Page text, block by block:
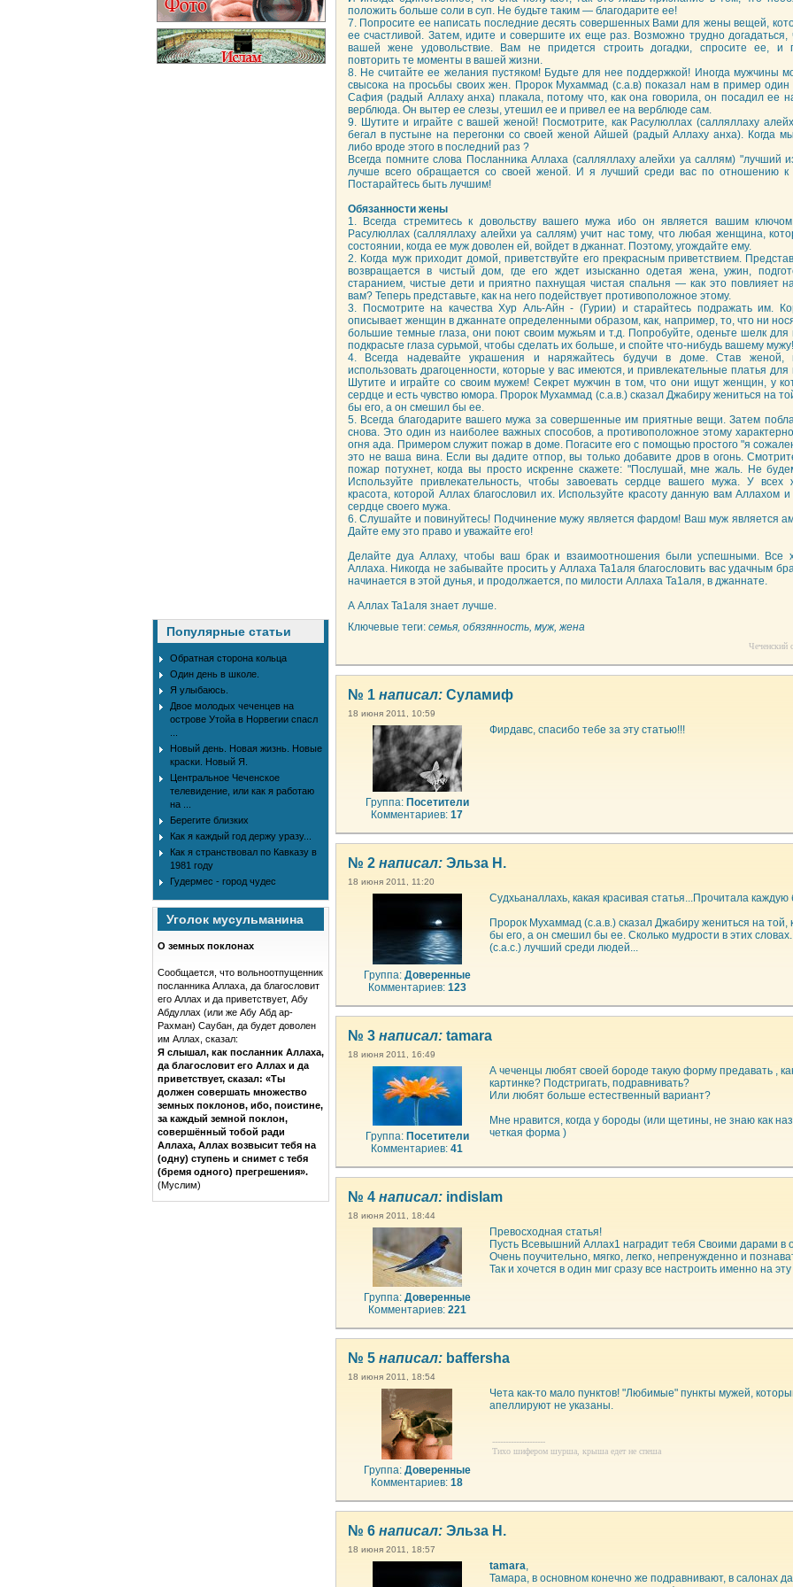
Популярные статьи
Обратная сторона кольца
Один день в школе.
Я улыбаюсь.
Двое молодых чеченцев на
острове Утойа в Норвегии спасл
Новый день. Новая жизнь. Новые
краски. Новый Я.
Центральное Чеченское
телевидение, или как я работаю
на ...
Берегите близких
Как я каждый год держу уразу...
Как я странствовал по Кавказу в
1981 году
Гудермес - город чудес
Уголок мусульманина
О земных поклонах
Сообщается, что вольноотпущенник
посланника Аллаха, да благословит
его Аллах и да приветствует, Абу
Абдуллах (или же Абу Абд ар-
Рахман) Саубан, да будет доволен
им Аллах, сказал:
Я слышал, как посланник Аллаха,
да благословит его Аллах и да
приветствует, сказал: «Ты
должен совершать множество
земных поклонов, ибо, поистине,
за каждый земной поклон,
совершённый тобой ради
Аллаха, Аллах возвысит тебя на
(одну) ступень и снимет с тебя
(бремя одного) прегрешения».
(Муслим)
положить больше соли в суп. Не будьте таким — благодарите ее!
7. Попросите ее написать последние десять совершенных Вами для жены вещей,
ее счастливой. Затем, идите и совершите их еще раз. Возможно трудно догадаться,
вашей жене удовольствие. Вам не придется строить догадки, спросите ее, и
повторить те моменты в вашей жизни.
8. Не считайте ее желания пустяком! Будьте для нее поддержкой! Иногда мужчины
свысока на просьбы своих жен. Пророк Мухаммад (с.а.в) показал нам в пример один
Сафия (радый Аллаху анха) плакала, потому что, как она говорила, он посадил ее
верблюда. Он вытер ее слезы, утешил ее и привел ее на верблюде сам.
9. Шутите и играйте с вашей женой! Посмотрите, как Расулюллах (салляллаху
бегал в пустыне на перегонки со своей женой Айшей (радый Аллаху анха). Когда
либо вроде этого в последний раз ?
Всегда помните слова Посланника Аллаха (салляллаху алейхи уа саллям) "лучший
лучше всего обращается со своей женой. И я лучший среди вас по отношению к
Постарайтесь быть лучшим!
Обязанности жены
1. Всегда стремитесь к довольству вашего мужа ибо он является вашим
Расулюллах (салляллаху алейхи уа саллям) учит нас тому, что любая женщина,
состоянии, когда ее муж доволен ей, войдет в джаннат. Поэтому, угождайте ему.
2. Когда муж приходит домой, приветствуйте его прекрасным приветствием.
возвращается в чистый дом, где его ждет изысканно одетая жена, ужин,
старанием, чистые дети и приятно пахнущая чистая спальня — как это повлияет
вам? Теперь представьте, как на него подействует противоположное этому.
3. Посмотрите на качества Хур Аль-Айн - (Гурии) и старайтесь подражать им.
описывает женщин в джаннате определенными образом, как, например, то, что ни
большие темные глаза, они поют своим мужьям и т.д. Попробуйте, оденьте шелк для
подкрасьте глаза сурьмой, чтобы сделать их больше, и спойте что-нибудь вашему мужу!
4. Всегда надевайте украшения и наряжайтесь будучи в доме. Став женой,
использовать драгоценности, которые у вас имеются, и привлекательные платья
Шутите и играйте со своим мужем! Секрет мужчин в том, что они ищут женщин, у
сердце и есть чувство юмора. Пророк Мухаммад (с.а.в.) сказал Джабиру жениться на
бы его, а он смешил бы ее.
5. Всегда благодарите вашего мужа за совершенные им приятные вещи. Затем
снова. Это один из наиболее важных способов, а противоположное этому
огня ада. Примером служит пожар в доме. Погасите его с помощью простого "я
это не ваша вина. Если вы дадите отпор, вы только добавите дров в огонь.
пожар потухнет, когда вы просто искренне скажете: "Послушай, мне жаль. Не
Используйте привлекательность, чтобы завоевать сердце вашего мужа. У всех
красота, которой Аллах благословил их. Используйте красоту данную вам Аллахом
сердце своего мужа.
6. Слушайте и повинуйтесь! Подчинение мужу является фардом! Ваш муж является
Дайте ему это право и уважайте его!
Делайте дуа Аллаху, чтобы ваш брак и взаимоотношения были успешными. Все
Аллаха. Никогда не забывайте просить у Аллаха Та1аля благословить вас удачным
начинается в этой дунья, и продолжается, по милости Аллаха Та1аля, в джаннате.
А Аллах Та1аля знает лучше.
Ключевые теги: семья, обязянность, муж, жена
Чеченский
№ 1 написал: Суламиф
18 июня 2011, 10:59
Группа: Посетители
Комментариев: 17
Фирдавс, спасибо тебе за эту статью!!!
№ 2 написал: Эльза Н.
18 июня 2011, 11:20
Группа: Доверенные
Комментариев: 123
Судхьаналлахь, какая красивая статья...Прочитала каждую
Пророк Мухаммад (с.а.в.) сказал Джабиру жениться на той,
бы его, а он смешил бы ее. Сколько мудрости в этих
(с.а.с.) лучший среди людей...
№ 3 написал: tamara
18 июня 2011, 16:49
Группа: Посетители
Комментариев: 41
А чеченцы любят своей бороде такую форму предавать ,
картинке? Подстригать, подравнивать?
Или любят больше естественный вариант?
Мне нравится, когда у бороды (или щетины, не знаю как
четкая форма )
№ 4 написал: indislam
18 июня 2011, 18:44
Группа: Доверенные
Комментариев: 221
Превосходная статья!
Пусть Всевышний Аллах1 наградит тебя Своими дарами в
Очень поучительно, мягко, легко, непренужденно и
Так и хочется в один миг сразу все настроить именно на
№ 5 написал: baffersha
18 июня 2011, 18:54
Группа: Доверенные
Комментариев: 18
Чета как-то мало пунктов! "Любимые" пункты мужей,
апеллируют не указаны.
--------------------
Тихо шифером шурша, крыша едет не спеша
№ 6 написал: Эльза Н.
18 июня 2011, 18:57
tamara,
Тамара, в основном конечно же подравнивают, в салонах